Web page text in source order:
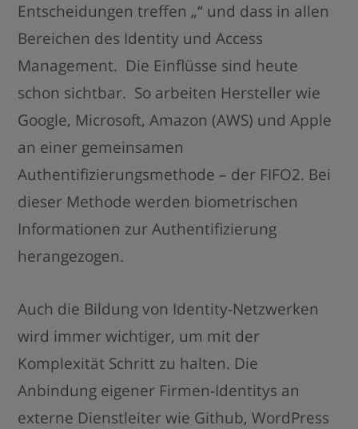
Entscheidungen treffen „“ und dass in allen
Bereichen des Identity und Access
Management. Die Einflüsse sind heute
schon sichtbar. So arbeiten Hersteller wie
Google, Microsoft, Amazon (AWS) und Apple
an einer gemeinsamen
Authentifizierungsmethode – der FIFO2. Bei
dieser Methode werden biometrischen
Informationen zur Authentifizierung
herangezogen.
Auch die Bildung von Identity-Netzwerken
wird immer wichtiger, um mit der
Komplexität Schritt zu halten. Die
Anbindung eigener Firmen-Identitys an
externe Dienstleiter wie Github, WordPress